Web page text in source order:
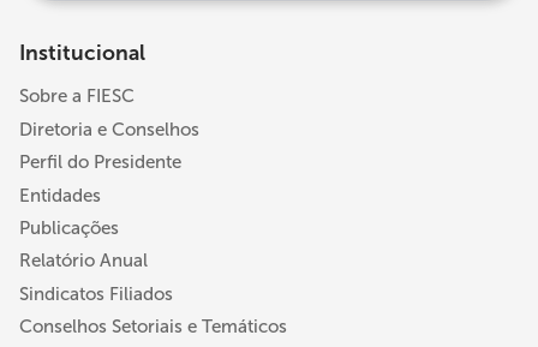
Institucional
Sobre a FIESC
Diretoria e Conselhos
Perfil do Presidente
Entidades
Publicações
Relatório Anual
Sindicatos Filiados
Conselhos Setoriais e Temáticos